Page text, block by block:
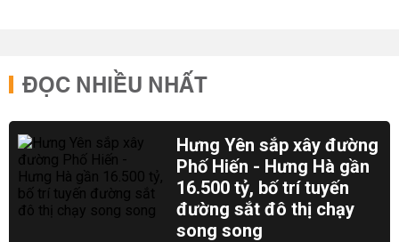
ĐỌC NHIỀU NHẤT
Hưng Yên sắp xây đường
Phố Hiến - Hưng Hà gần
16.500 tỷ, bố trí tuyến
đường sắt đô thị chạy
song song